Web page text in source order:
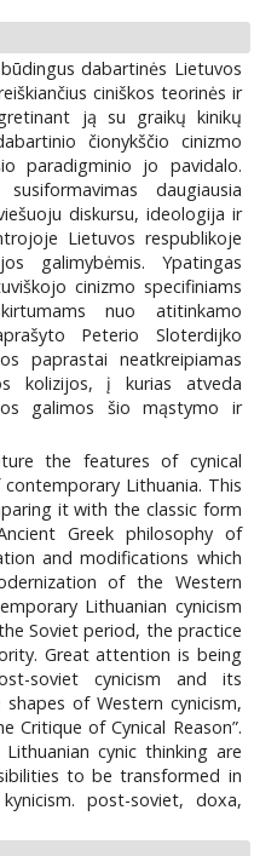
dabartinės Lietuvos
ciniškos teorinės ir
ją su graikų kinikų
čionykščio cinizmo
paradigminio jo pavidalo.
daugiausia
diskursu, ideologija ir
Lietuvos respublikoje
galimybėmis. Ypatingas
cinizmo specifiniams
nuo atitinkamo
Peterio Sloterdijko
paprastai neatkreipiamas
kolizijos, į kurias atveda
galimos šio mąstymo ir
the features of cynical
Lithuania. This
it with the classic form
Greek philosophy of
and modifications which
of the Western
Lithuanian cynicism
Soviet period, the practice
Great attention is being
soviet cynicism and its
of Western cynicism,
Critique of Cynical Reason”.
cynic thinking are
to be transformed in
post-soviet, doxa,